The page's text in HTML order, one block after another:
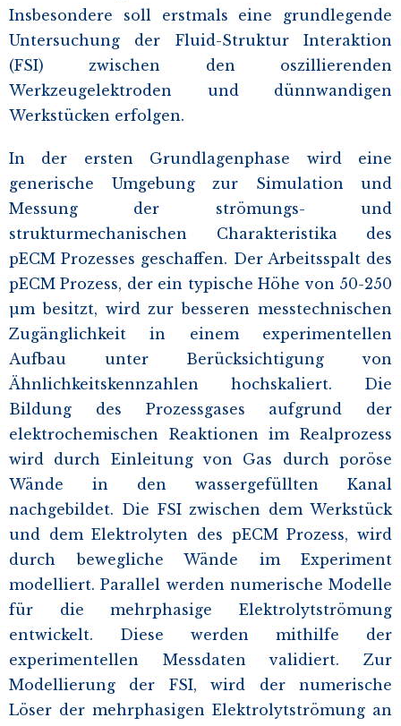
Insbesondere soll erstmals eine grundlegende
Untersuchung der Fluid-Struktur Interaktion
(FSI) zwischen den oszillierenden
Werkzeugelektroden und dünnwandigen
Werkstücken erfolgen.
In der ersten Grundlagenphase wird eine
generische Umgebung zur Simulation und
Messung der strömungs- und
strukturmechanischen Charakteristika des
pECM Prozesses geschaffen. Der Arbeitsspalt des
pECM Prozess, der ein typische Höhe von 50-250
µm besitzt, wird zur besseren messtechnischen
Zugänglichkeit in einem experimentellen
Aufbau unter Berücksichtigung von
Ähnlichkeitskennzahlen hochskaliert. Die
Bildung des Prozessgases aufgrund der
elektrochemischen Reaktionen im Realprozess
wird durch Einleitung von Gas durch poröse
Wände in den wassergefüllten Kanal
nachgebildet. Die FSI zwischen dem Werkstück
und dem Elektrolyten des pECM Prozess, wird
durch bewegliche Wände im Experiment
modelliert. Parallel werden numerische Modelle
für die mehrphasige Elektrolytströmung
entwickelt. Diese werden mithilfe der
experimentellen Messdaten validiert. Zur
Modellierung der FSI, wird der numerische
Löser der mehrphasigen Elektrolytströmung an